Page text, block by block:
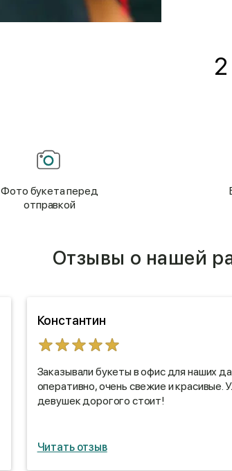
Фото букета перед
отправкой
Отзывы о нашей
Константин
Заказывали букеты в офис для наших
оперативно, очень свежие и красивые.
девушек дорогого стоит!
Читать отзыв